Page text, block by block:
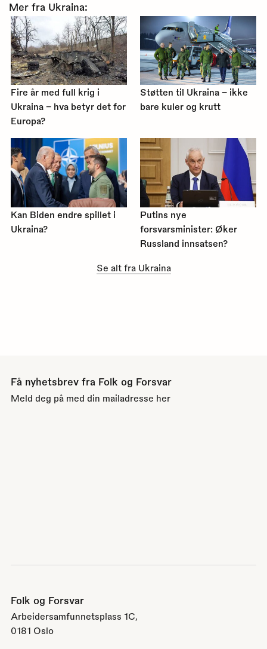
Mer fra Ukraina:
Fire år med full krig i
Ukraina – hva betyr det for
Europa?
Støtten til Ukraina – ikke
bare kuler og krutt
Kan Biden endre spillet i
Ukraina?
Putins nye
forsvarsminister: Øker
Russland innsatsen?
Se alt fra Ukraina
Få nyhetsbrev fra Folk og Forsvar
Meld deg på med din mailadresse her
Folk og Forsvar
Arbeidersamfunnetsplass 1C,
0181 Oslo